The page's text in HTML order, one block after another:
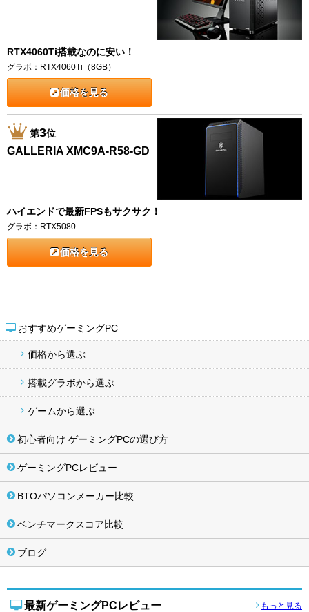
おすすめゲーミングPC
価格から選ぶ
搭載グラボから選ぶ
ゲームから選ぶ
初心者向け ゲーミングPCの選び方
ゲーミングPCレビュー
BTOパソコンメーカー比較
ベンチマークスコア比較
ブログ
最新ゲーミングPCレビュー もっと見る
RTX4060Ti搭載なのに安い！
グラボ：RTX4060Ti（8GB）
価格を見る
第3位
GALLERIA XMC9A-R58-GD
ハイエンドで最新FPSもサクサク！
グラボ：RTX5080
価格を見る